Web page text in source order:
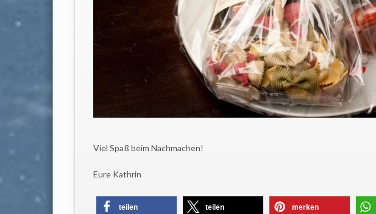
Viel Spaß beim Nachmachen!
Eure Kathrin
teilen teilen merken